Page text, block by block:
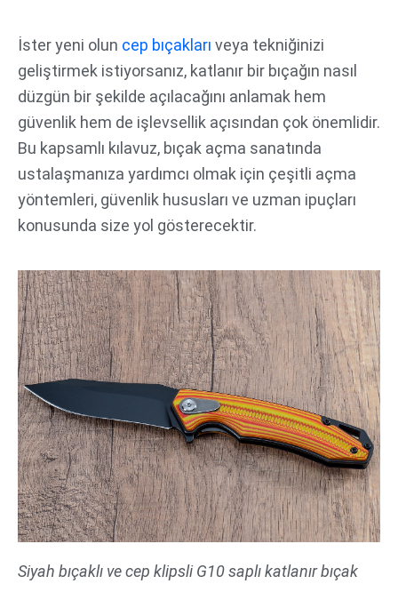
atlaİster yeni olun cep bıçakları veya tekniğinizi
geliştirmek istiyorsanız, katlanır bir bıçağın nasıl
düzgün bir şekilde açılacağını anlamak hem
güvenlik hem de işlevsellik açısından çok önemlidir.
Bu kapsamlı kılavuz, bıçak açma sanatında
ustalaşmanıza yardımcı olmak için çeşitli açma
yöntemleri, güvenlik hususları ve uzman ipuçları
konusunda size yol gösterecektir.
Siyah bıçaklı ve cep klipsli G10 saplı katlanır bıçak